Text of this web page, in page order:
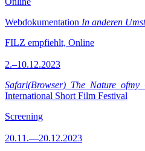
Webdokumentation In anderen
FILZ empfiehlt, Online
2.–10.12.2023
International Short Film Festival
Screening
20.11.—20.12.2023